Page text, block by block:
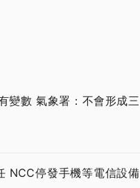
變數 氣象署：不會形成三
NCC停發手機等電信設備